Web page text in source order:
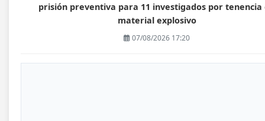
prisión preventiva para 11 investigados por tenencia
material explosivo
07/08/2026 17:20